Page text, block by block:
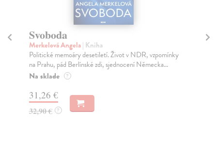
Svoboda
Merkelová Angela| Kniha
Politické memoáry desetiletí. Život v NDR, vzpomínky
na Prahu, pád Berlínské zdi, sjednocení Německa...
Na sklade ?
31,26 €
32,90 € ?